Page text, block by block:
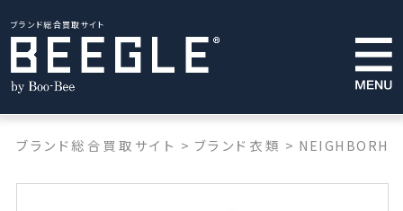
ブランド総合買取サイト
ブランド総合買取サイト > ブランド衣類 >